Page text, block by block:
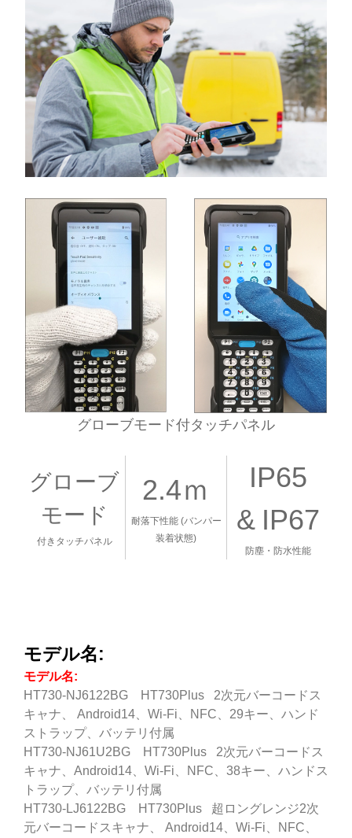
グローブモード付タッチパネル
グローブ
モード
付きタッチパネル
2.4ｍ
耐落下性能 (バンパー
装着状態)
IP65
& IP67
防塵・防水性能
モデル名:
モデル名:
HT730-NJ6122BG HT730Plus 2次元バーコードス
キャナ、 Android14、Wi-Fi、NFC、29キー、ハンド
ストラップ、バッテリ付属
HT730-NJ61U2BG HT730Plus 2次元バーコードス
キャナ、Android14、Wi-Fi、NFC、38キー、ハンドス
トラップ、バッテリ付属
HT730-LJ6122BG HT730Plus 超ロングレンジ2次
元バーコードスキャナ、 Android14、Wi-Fi、NFC、